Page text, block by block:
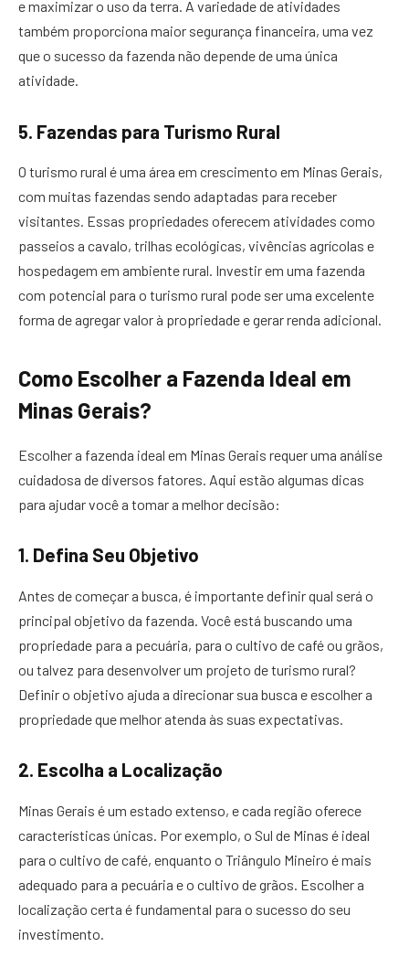
e maximizar o uso da terra. A variedade de atividades
também proporciona maior segurança financeira, uma vez
que o sucesso da fazenda não depende de uma única
atividade.
5. Fazendas para Turismo Rural
O turismo rural é uma área em crescimento em Minas Gerais,
com muitas fazendas sendo adaptadas para receber
visitantes. Essas propriedades oferecem atividades como
passeios a cavalo, trilhas ecológicas, vivências agrícolas e
hospedagem em ambiente rural. Investir em uma fazenda
com potencial para o turismo rural pode ser uma excelente
forma de agregar valor à propriedade e gerar renda adicional.
Como Escolher a Fazenda Ideal em
Minas Gerais?
Escolher a fazenda ideal em Minas Gerais requer uma análise
cuidadosa de diversos fatores. Aqui estão algumas dicas
para ajudar você a tomar a melhor decisão:
1. Defina Seu Objetivo
Antes de começar a busca, é importante definir qual será o
principal objetivo da fazenda. Você está buscando uma
propriedade para a pecuária, para o cultivo de café ou grãos,
ou talvez para desenvolver um projeto de turismo rural?
Definir o objetivo ajuda a direcionar sua busca e escolher a
propriedade que melhor atenda às suas expectativas.
2. Escolha a Localização
Minas Gerais é um estado extenso, e cada região oferece
características únicas. Por exemplo, o Sul de Minas é ideal
para o cultivo de café, enquanto o Triângulo Mineiro é mais
adequado para a pecuária e o cultivo de grãos. Escolher a
localização certa é fundamental para o sucesso do seu
investimento.